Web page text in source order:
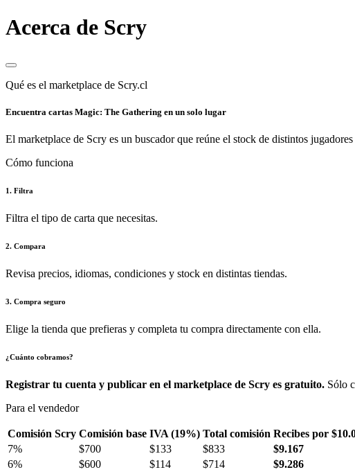
Acerca de Scry
Qué es el marketplace de Scry.cl
Encuentra cartas Magic: The Gathering en un solo lugar
El marketplace de Scry es un buscador que reúne el stock de distintos
Cómo funciona
1. Filtra
Filtra el tipo de carta que necesitas.
2. Compara
Revisa precios, idiomas, condiciones y stock en distintas tiendas.
3. Compra seguro
Elige la tienda que prefieras y completa tu compra directamente con ella.
¿Cuánto cobramos?
Registrar tu cuenta y publicar en el marketplace de Scry es gratuito. Sólo
Para el vendedor
Comisión Scry Comisión base IVA (19%) Total comisión Recibes por
7%
$700 $133 $833
$9.167
6%
$600 $114 $714
$9.286